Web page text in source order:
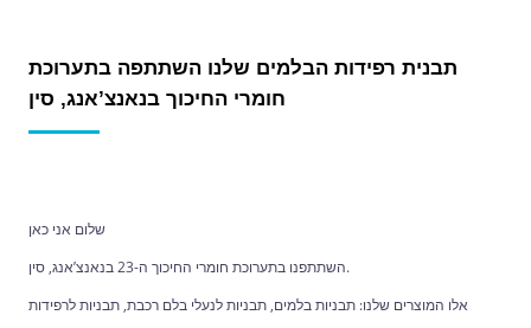
תבנית רפידות הבלמים שלנו השתתפה בתערוכת
חומרי החיכוך בנאנצ’אנג, סין
שלום אני כאן
השתתפנו בתערוכת חומרי החיכוך ה-23 בנאנצ’אנג, סין.
אלו המוצרים שלנו: תבניות בלמים, תבניות לנעלי בלם רכבת, תבניות לרפידות